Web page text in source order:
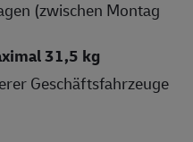
(zwischen Montag
31,5 kg
Geschäftsfahrzeuge